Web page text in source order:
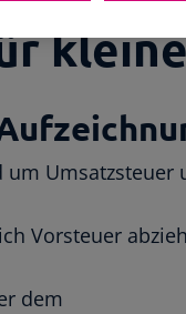
Umsatzsteuer
Vorsteuer
dem